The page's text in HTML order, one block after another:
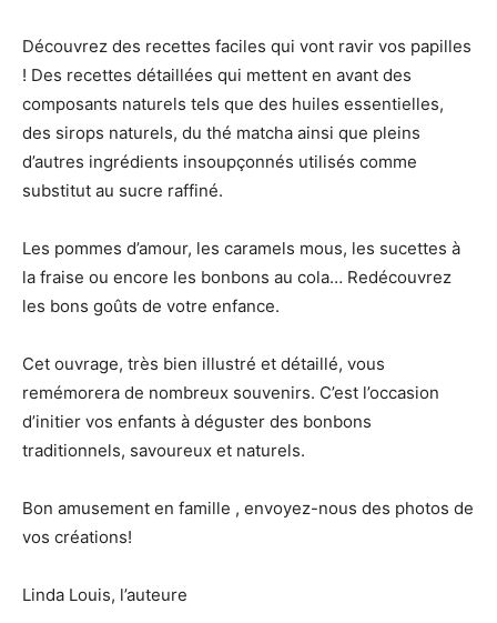
Découvrez des recettes faciles qui vont ravir vos papilles
! Des recettes détaillées qui mettent en avant des
composants naturels tels que des huiles essentielles,
des sirops naturels, du thé matcha ainsi que pleins
d’autres ingrédients insoupçonnés utilisés comme
substitut au sucre raffiné.
Les pommes d’amour, les caramels mous, les sucettes à
la fraise ou encore les bonbons au cola… Redécouvrez
les bons goûts de votre enfance.
Cet ouvrage, très bien illustré et détaillé, vous
remémorera de nombreux souvenirs. C’est l’occasion
d’initier vos enfants à déguster des bonbons
traditionnels, savoureux et naturels.
Bon amusement en famille , envoyez-nous des photos de
vos créations!
Linda Louis, l’auteure